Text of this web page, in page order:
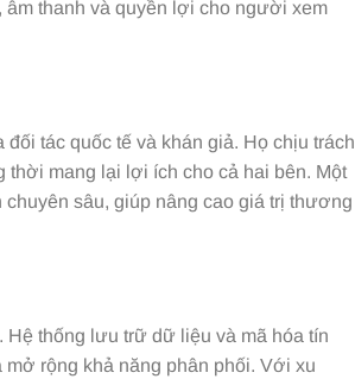
thanh và quyền lợi cho người xem
tác quốc tế và khán giả. Họ chịu trách
mang lại lợi ích cho cả hai bên. Một
sâu, giúp nâng cao giá trị thương
Hệ thống lưu trữ dữ liệu và mã hóa tín
mở rộng khả năng phân phối. Với xu